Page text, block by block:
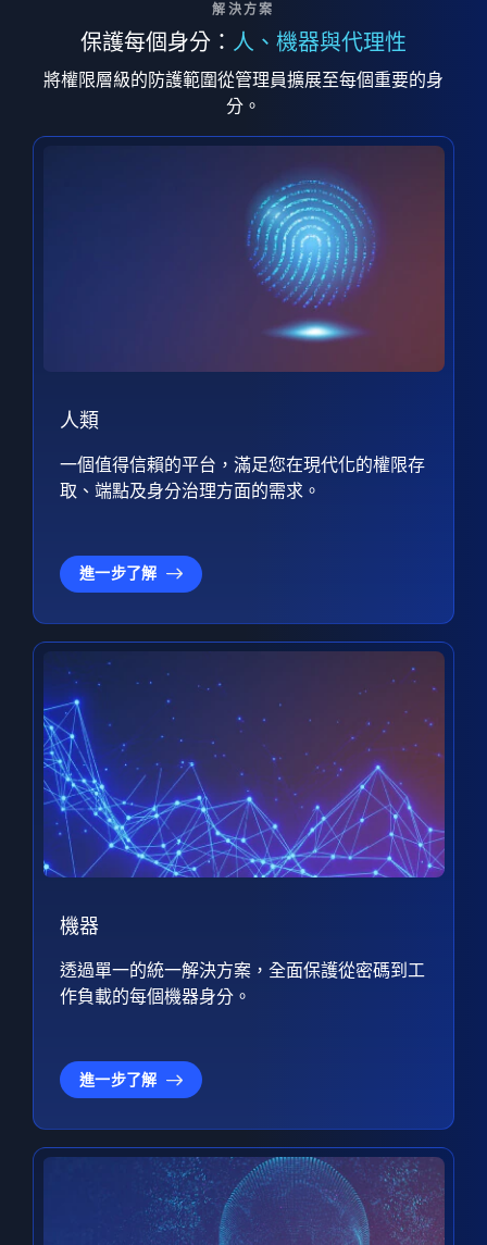
解決方案
保護每個身分： 人、機器與代理性
將權限層級的防護範圍從管理員擴展至每個重要的身
分。
人類
一個值得信賴的平台，滿足您在現代化的權限存
取、端點及身分治理方面的需求。
進一步了解
機器
透過單一的統一解決方案，全面保護從密碼到工
作負載的每個機器身分。
進一步了解